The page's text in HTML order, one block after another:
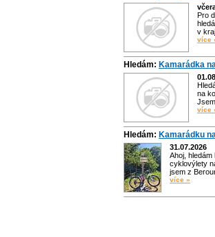
Pro
v
více
Hledám: Kamarádka
na
více
Hledám: Kamarádku
31.07.2026
Ahoj,
cyklovýlety
jsem z
více »